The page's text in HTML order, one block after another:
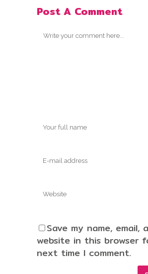
Post A Comment
Save my name, email,
website in this browser
next time I comment.